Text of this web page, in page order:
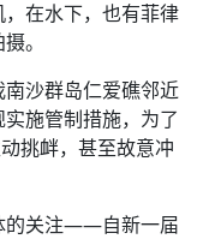
在水下，也有菲律
。
沙群岛仁爱礁邻近
施管制措施，为了
挑衅，甚至故意冲
的关注——自新一届